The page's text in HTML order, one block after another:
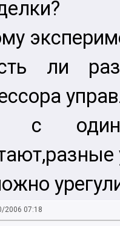
ли
с
2006 07:18